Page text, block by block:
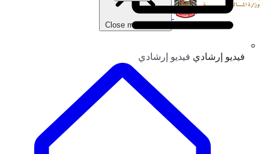
فيديو إرشادي فيديو إرشادي
Close main menu